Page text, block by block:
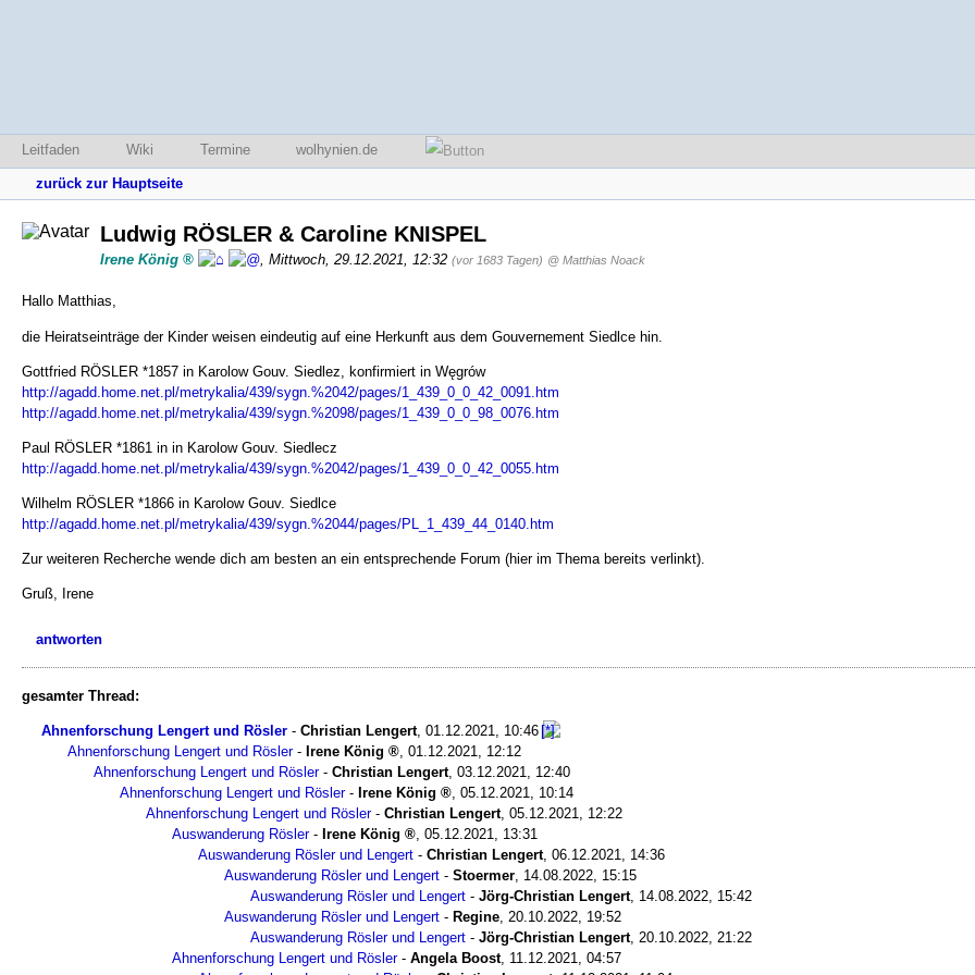
Leitfaden Wiki Termine wolhynien.de
zurück zur Hauptseite
Ludwig RÖSLER & Caroline KNISPEL
Irene König , Mittwoch, 29.12.2021, 12:32 (vor 1683 Tagen) @ Matthias Noack
Hallo Matthias,
die Heiratseinträge der Kinder weisen eindeutig auf eine Herkunft aus dem Gouvernement Siedlce hin.
Gottfried RÖSLER *1857 in Karolow Gouv. Siedlez, konfirmiert in Węgrów
http://agadd.home.net.pl/metrykalia/439/sygn.%2042/pages/1_439_0_0_42_0091.htm
http://agadd.home.net.pl/metrykalia/439/sygn.%2098/pages/1_439_0_0_98_0076.htm
Paul RÖSLER *1861 in in Karolow Gouv. Siedlecz
http://agadd.home.net.pl/metrykalia/439/sygn.%2042/pages/1_439_0_0_42_0055.htm
Wilhelm RÖSLER *1866 in Karolow Gouv. Siedlce
http://agadd.home.net.pl/metrykalia/439/sygn.%2044/pages/PL_1_439_44_0140.htm
Zur weiteren Recherche wende dich am besten an ein entsprechende Forum (hier im Thema bereits verlinkt).
Gruß, Irene
antworten
gesamter Thread:
Ahnenforschung Lengert und Rösler - Christian Lengert, 01.12.2021, 10:46
Ahnenforschung Lengert und Rösler- Irene König , 01.12.2021, 12:12
Ahnenforschung Lengert und Rösler- Christian Lengert, 03.12.2021, 12:40
Ahnenforschung Lengert und Rösler- Irene König , 05.12.2021, 10:14
Ahnenforschung Lengert und Rösler- Christian Lengert, 05.12.2021, 12:22
Auswanderung Rösler- Irene König , 05.12.2021, 13:31
Auswanderung Rösler und Lengert - Christian Lengert, 06.12.2021, 14:36
Auswanderung Rösler und Lengert - Stoermer, 14.08.2022, 15:15
Auswanderung Rösler und Lengert - Jörg-Christian Lengert, 14.08.2022, 15:42
Auswanderung Rösler und Lengert - Regine, 20.10.2022, 19:52
Auswanderung Rösler und Lengert - Jörg-Christian Lengert, 20.10.2022, 21:22
Ahnenforschung Lengert und Rösler- Angela Boost, 11.12.2021, 04:57